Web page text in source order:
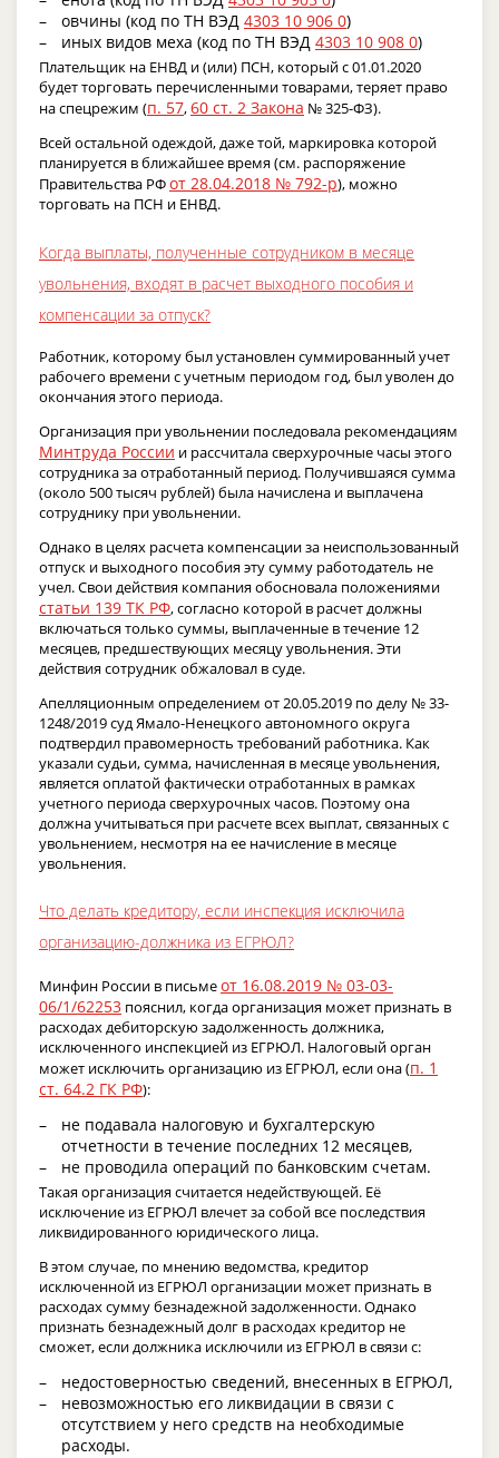
овчины (код по ТН ВЭД 4303 10 906 0)
иных видов меха (код по ТН ВЭД 4303 10 908 0)
Плательщик на ЕНВД и (или) ПСН, который с 01.01.2020
будет торговать перечисленными товарами, теряет право
на спецрежим (п. 57,60 ст. 2 Закона № 325-ФЗ).
Всей остальной одеждой, даже той, маркировка которой
планируется в ближайшее время (см. распоряжение
Правительства РФот 28.04.2018 № 792-р), можно
торговать на ПСН и ЕНВД.
Когда выплаты, полученные сотрудником в месяце
увольнения, входят в расчет выходного пособия и
компенсации за отпуск?
Работник, которому был установлен суммированный учет
рабочего времени с учетным периодом год, был уволен до
окончания этого периода.
Организация при увольнении последовала рекомендациям
Минтруда России и рассчитала сверхурочные часы этого
сотрудника за отработанный период. Получившаяся сумма
(около 500 тысяч рублей) была начислена и выплачена
сотруднику при увольнении.
Однако в целях расчета компенсации за неиспользованный
отпуск и выходного пособия эту сумму работодатель не
учел. Свои действия компания обосновала положениями
статьи 139 ТК РФ, согласно которой в расчет должны
включаться только суммы, выплаченные в течение 12
месяцев, предшествующих месяцу увольнения. Эти
действия сотрудник обжаловал в суде.
Апелляционным определением от 20.05.2019 по делу № 33-
1248/2019 суд Ямало-Ненецкого автономного округа
подтвердил правомерность требований работника. Как
указали судьи, сумма, начисленная в месяце увольнения,
является оплатой фактически отработанных в рамках
учетного периода сверхурочных часов. Поэтому она
должна учитываться при расчете всех выплат, связанных с
увольнением, несмотря на ее начисление в месяце
увольнения.
Что делать кредитору, если инспекция исключила
организацию-должника из ЕГРЮЛ?
Минфин России в письмеот 16.08.2019 № 03-03-
06/1/62253 пояснил, когда организация может признать в
расходах дебиторскую задолженность должника,
исключенного инспекцией из ЕГРЮЛ. Налоговый орган
может исключить организацию из ЕГРЮЛ, если она (п. 1
ст. 64.2 ГК РФ):
не подавала налоговую и бухгалтерскую
отчетности в течение последних 12 месяцев,
не проводила операций по банковским счетам.
Такая организация считается недействующей. Её
исключение из ЕГРЮЛ влечет за собой все последствия
ликвидированного юридического лица.
В этом случае, по мнению ведомства, кредитор
исключенной из ЕГРЮЛ организации может признать в
расходах сумму безнадежной задолженности. Однако
признать безнадежный долг в расходах кредитор не
сможет, если должника исключили из ЕГРЮЛ в связи с:
недостоверностью сведений, внесенных в ЕГРЮЛ,
невозможностью его ликвидации в связи с
отсутствием у него средств на необходимые
расходы.